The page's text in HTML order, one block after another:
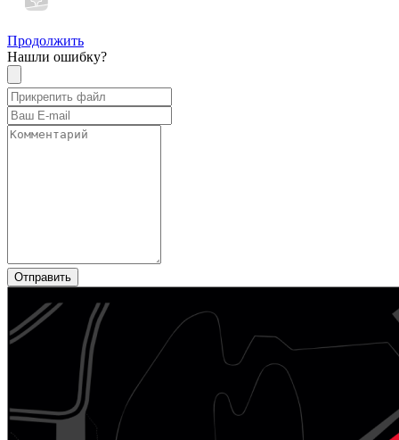
Продолжить
Нашли ошибку?